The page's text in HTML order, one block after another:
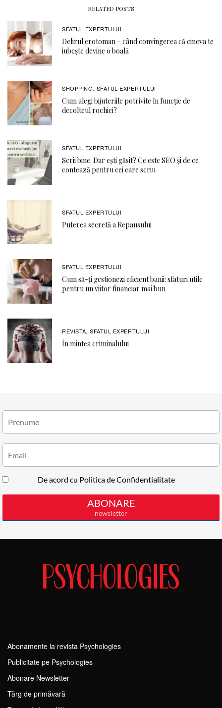
RELATED POSTS
SFATUL EXPERTULUI
Delirul erotoman – când convingerea că cineva te
iubește devine o boală
SHOPPING, SFATUL EXPERTULUI
Cum alegi bijuteriile potrivite în funcție de
decolteul rochiei?
SFATUL EXPERTULUI
Scrii bine. Dar ești găsit? Ce este SEO și de ce
contează pentru cei care scriu
SFATUL EXPERTULUI
Puterea secretă a Repausului
SFATUL EXPERTULUI
Cum să-ți gestionezi eficient banii: sfaturi utile
pentru un viitor financiar mai bun
REVISTA, SFATUL EXPERTULUI
În mintea criminalului
Abonamente la revista Psychologies
Publicitate pe Psychologies
Abonare Newsletter
Tărg de primăvară